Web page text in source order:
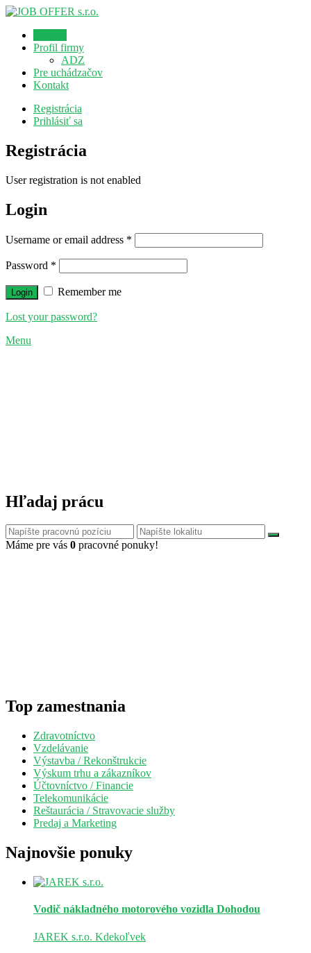
Profil firmy
ADZ
Pre uchádzačov
Kontakt
Registrácia
Prihlásiť sa
Registrácia
User registration is not enabled
Login
Username or email address *
Password *
Remember me
Lost your password?
Menu
Hľadaj prácu
Máme pre vás 0 pracovné ponuky!
Top zamestnania
Zdravotníctvo
Vzdelávanie
Výstavba / Rekonštrukcie
Výskum trhu a zákazníkov
Účtovníctvo / Financie
Telekomunikácie
Reštaurácia / Stravovacie služby
Predaj a Marketing
Najnovšie ponuky
Vodič nákladného motorového vozidla Dohodou
JAREK s.r.o. Kdekoľvek